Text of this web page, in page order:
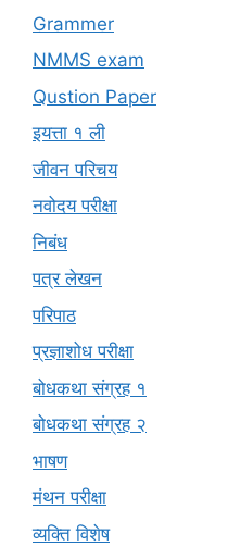
Grammer
NMMS exam
Qustion Paper
इयत्ता १ ली
जीवन परिचय
नवोदय परीक्षा
निबंध
पत्र लेखन
परिपाठ
प्रज्ञाशोध परीक्षा
बोधकथा संग्रह १
बोधकथा संग्रह २
भाषण
मंथन परीक्षा
व्यक्ति विशेष